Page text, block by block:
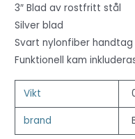
3″ Blad av rostfritt stål
Silver blad
Svart nylonfiber handtag
Funktionell kam
Vikt
brand